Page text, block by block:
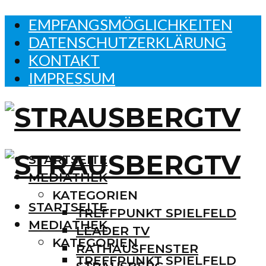
EMPFANGSMÖGLICHKEITEN
DATENSCHUTZERKLÄRUNG
KONTAKT
IMPRESSUM
STARTSEITE
MEDIATHEK
KATEGORIEN
TREFFPUNKT SPIELFELD
LEADER TV
RATHAUSFENSTER
STARTSEITE
MEDIATHEK
KATEGORIEN
TREFFPUNKT SPIELFELD